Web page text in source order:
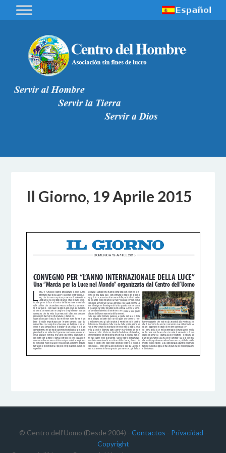
Il Giorno, 19 Aprile 2015
© Centro dell'Uomo (Desde 2004) - Contactos - Privacidad -
Copyright